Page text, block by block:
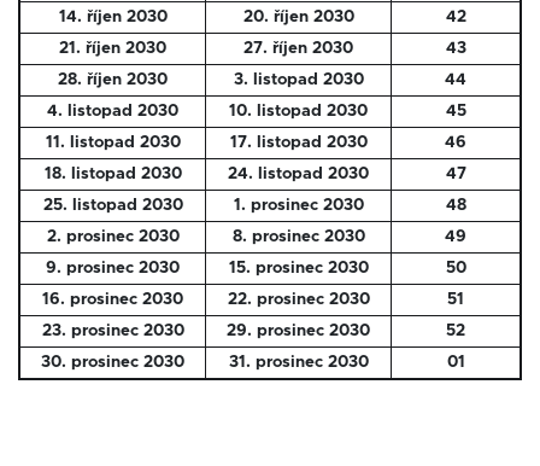
14. říjen 2030 20. říjen 2030
42
21. říjen 2030
27. říjen 2030
43
28. říjen 2030
3. listopad 2030
44
4. listopad 2030
10. listopad 2030
45
11. listopad 2030
17. listopad 2030
46
18. listopad 2030
24. listopad 2030
47
25. listopad 2030
1. prosinec 2030
48
2. prosinec 2030
8. prosinec 2030
49
9. prosinec 2030
15. prosinec 2030
50
16. prosinec 2030
22. prosinec 2030
51
23. prosinec 2030
29. prosinec 2030
52
30. prosinec 2030
31. prosinec 2030 01